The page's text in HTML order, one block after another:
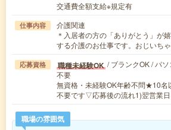
交通費全額支給※規定有
仕事内容
介護関連
＊入居者の方の「ありがとう」が
する介護のお仕事です。おじいち
応募資格 職種未経験OK / ブランクOK / パ
不要
無資格・未経験OK年齢不問★10
不要です▽応募後の流れ1)翌営業
職場の雰囲気